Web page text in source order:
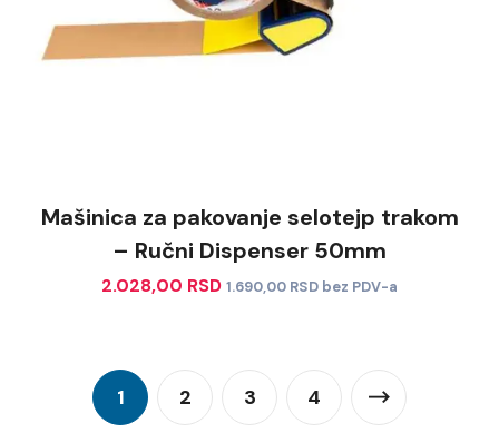
Mašinica za pakovanje selotejp trakom
– Ručni Dispenser 50mm
2.028,00 RSD 1.690,00 RSD bez PDV-a
1 2 3 4